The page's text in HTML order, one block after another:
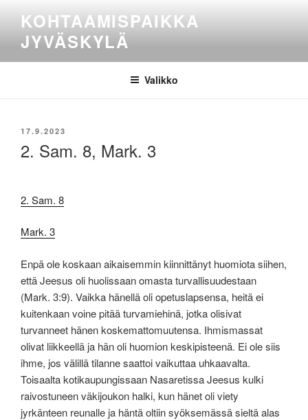
sisältöönKOHTAAMISPAIKKA
JYVÄSKYLÄ
Valikko
JULKAISTU
17.9.2023
2. Sam. 8, Mark. 3
2. Sam. 8
Mark. 3
Enpä ole koskaan aikaisemmin kiinnittänyt huomiota siihen,
että Jeesus oli huolissaan omasta turvallisuudestaan
(Mark. 3:9). Vaikka hänellä oli opetuslapsensa, heitä ei
kuitenkaan voine pitää turvamiehinä, jotka olisivat
turvanneet hänen koskemattomuutensa. Ihmismassat
olivat liikkeellä ja hän oli huomion keskipisteenä. Ei ole siis
ihme, jos välillä tilanne saattoi vaikuttaa uhkaavalta.
Toisaalta kotikaupungissaan Nasaretissa Jeesus kulki
raivostuneen väkijoukon halki, kun hänet oli viety
jyrkänteen reunalle ja häntä oltiin syöksemässä sieltä alas